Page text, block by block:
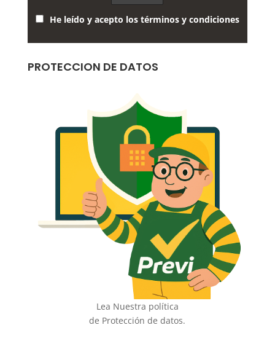
He leído y acepto los términos y condiciones
PROTECCION DE DATOS
Lea Nuestra política
de Protección de datos.